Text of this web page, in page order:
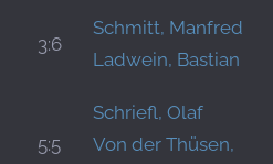
3:6
Schmitt, Manfred
Ladwein, Bastian
5:5
Schriefl, Olaf
Von der Thüsen,